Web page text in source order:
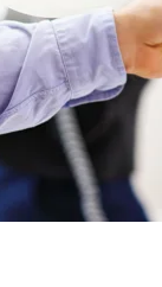
v vseh
Kapljice. S
Sava
kart Aquapass.
BONI